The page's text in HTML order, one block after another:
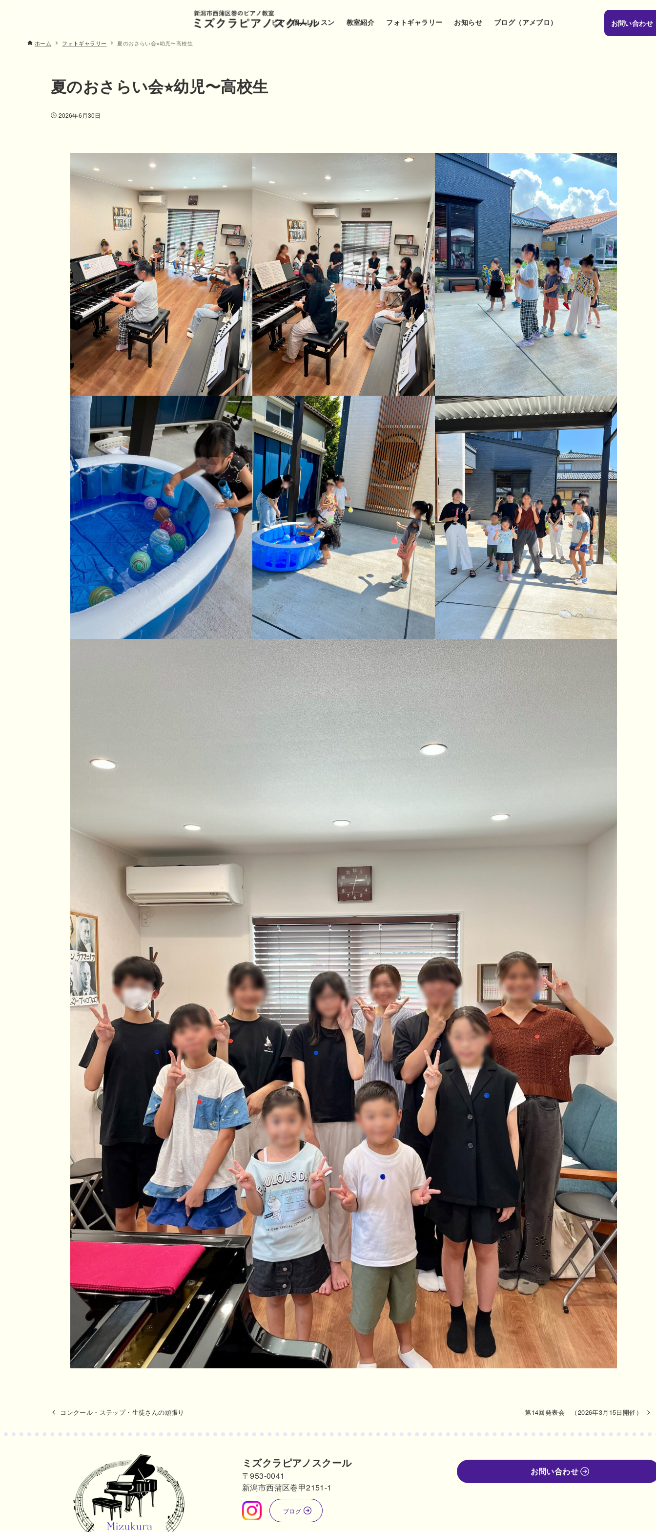
ピアノ個人レッスン 教室紹介 フォトギャラリー お知らせ ブログ（アメブロ） お問い合わせ
ホーム フォトギャラリー 夏のおさらい会⭐︎幼児〜高校生
夏のおさらい会⭐︎幼児〜高校生
2026年6月30日
コンクール・ステップ・生徒さんの頑張り 第14回発表会 （2026年3月15日開催）
ミズクラピアノスクール
〒953-0041
新潟市西蒲区巻甲2151-1
ブログ
お問い合わせ